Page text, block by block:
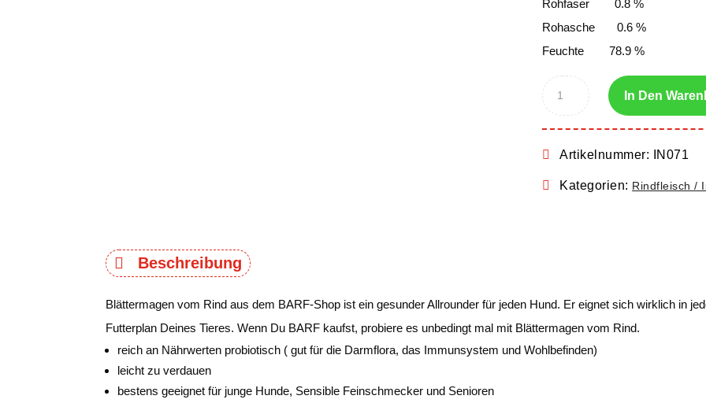
Rohfaser 0.8 %
Rohasche 0.6 %
Feuchte 78.9 %
In Den
Artikelnummer: IN071
Kategorien: Rindfleisch /
Beschreibung
Blättermagen vom Rind aus dem BARF-Shop ist ein gesunder Allrounder für jeden Hund. Er eignet sich wirklich in
Futterplan Deines Tieres. Wenn Du BARF kaufst, probiere es unbedingt mal mit Blättermagen vom Rind.
reich an Nährwerten probiotisch ( gut für die Darmflora, das Immunsystem und Wohlbefinden)
leicht zu verdauen
bestens geeignet für junge Hunde, Sensible Feinschmecker und Senioren